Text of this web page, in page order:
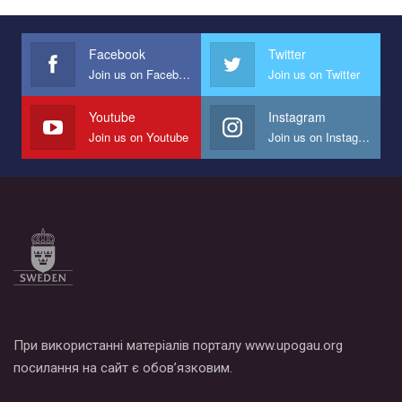
Facebook
Join us on Facebook
Twitter
Join us on Twitter
Youtube
Join us on Youtube
Instagram
Join us on Instagram
При використанні матеріалів порталу www.upogau.org
посилання на сайт є обов’язковим.